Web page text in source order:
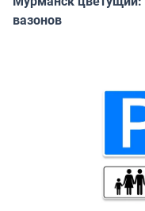
вазонов